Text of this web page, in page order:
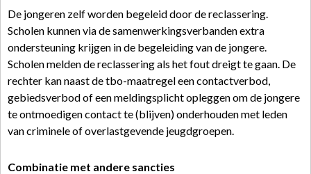
De jongeren zelf worden begeleid door de reclassering.
Scholen kunnen via de samenwerkingsverbanden extra
ondersteuning krijgen in de begeleiding van de jongere.
Scholen melden de reclassering als het fout dreigt te gaan. De
rechter kan naast de tbo-maatregel een contactverbod,
gebiedsverbod of een meldingsplicht opleggen om de jongere
te ontmoedigen contact te (blijven) onderhouden met leden
van criminele of overlastgevende jeugdgroepen.
Combinatie met andere sancties